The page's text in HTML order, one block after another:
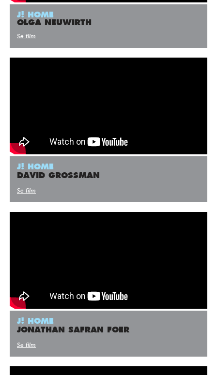
J! HOME
OLGA NEUWIRTH
Se film
J! HOME
DAVID GROSSMAN
Se film
J! HOME
JONATHAN SAFRAN FOER
Se film